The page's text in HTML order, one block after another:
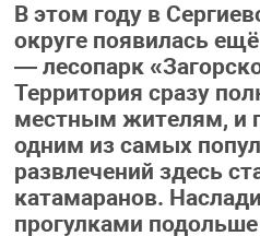
В этом году в
округе появилась
— лесопарк
Территория сразу
местным жителям, и
одним из самых
развлечений здесь
катамаранов.
прогулками